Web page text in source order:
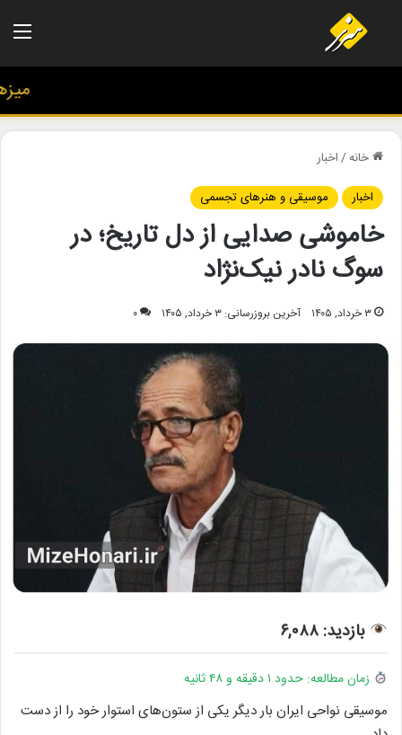
خانه/اخبار
اخبار
موسیقی و هنرهای تجسمی
خاموشی صدایی از دل تاریخ؛ در
سوگ نادر نیک‌نژاد
۳ خرداد, ۱۴۰۵ آخرین بروزرسانی: ۳ خرداد, ۱۴۰۵ ۰
بازدید: ۶,۰۸۸
زمان مطالعه: حدود ۱ دقیقه و ۴۸ ثانیه
موسیقی نواحی ایران بار دیگر یکی از ستون‌های استوار خود را از دست